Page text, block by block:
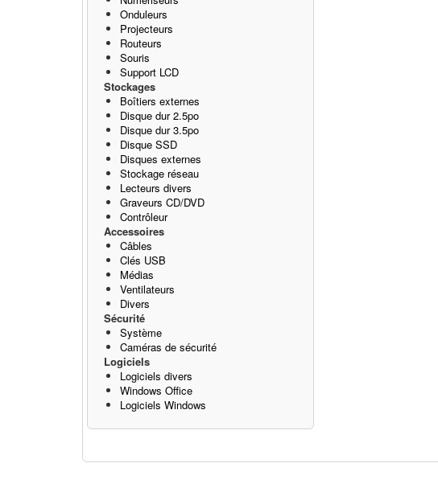
Onduleurs
Projecteurs
Routeurs
Souris
Support LCD
Stockages
Boîtiers externes
Disque dur 2.5po
Disque dur 3.5po
Disque SSD
Disques externes
Stockage réseau
Lecteurs divers
Graveurs CD/DVD
Contrôleur
Accessoires
Câbles
Clés USB
Médias
Ventilateurs
Divers
Sécurité
Système
Caméras de sécurité
Logiciels
Logiciels divers
Windows Office
Logiciels Windows